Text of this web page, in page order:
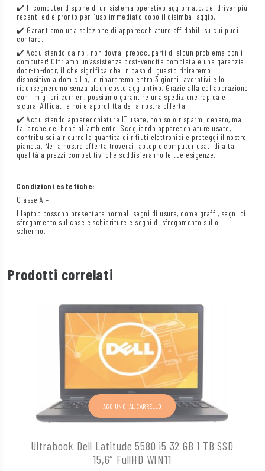
✔️ Il computer dispone di un sistema operativo aggiornato, dei driver più
recenti ed è pronto per l’uso immediato dopo il disimballaggio.
✔️ Garantiamo una selezione di apparecchiature affidabili su cui puoi
contare.
✔️ Acquistando da noi, non dovrai preoccuparti di alcun problema con il
computer! Offriamo un’assistenza post-vendita completa e una garanzia
door-to-door, il che significa che in caso di guasto ritireremo il
dispositivo a domicilio, lo ripareremo entro 3 giorni lavorativi e lo
riconsegneremo senza alcun costo aggiuntivo. Grazie alla collaborazione
con i migliori corrieri, possiamo garantire una spedizione rapida e
sicura. Affidati a noi e approfitta della nostra offerta!
✔️ Acquistando apparecchiature IT usate, non solo risparmi denaro, ma
fai anche del bene all’ambiente. Scegliendo apparecchiature usate,
contribuisci a ridurre la quantità di rifiuti elettronici e proteggi il nostro
pianeta. Nella nostra offerta troverai laptop e computer usati di alta
qualità a prezzi competitivi che soddisferanno le tue esigenze.
Condizioni estetiche:
Classe A –
I laptop possono presentare normali segni di usura, come graffi, segni di
sfregamento sul case e schiariture e segni di sfregamento sullo
schermo.
Prodotti correlati
Ultrabook Dell Latitude 5580 i5 32 GB 1 TB SSD
15,6″ FullHD WIN11
AGGIUNGI AL CARRELLO